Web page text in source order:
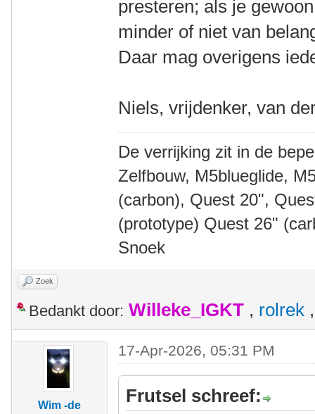
presteren; als je
minder of niet van
Daar mag overigens
Niels, vrijdenker, van
De verrijking zit in de
Zelfbouw, M5blueglide,
(carbon), Quest 20",
(prototype) Quest 26"
Snoek
Zoek
Bedankt door: Willeke_IGKT , rolrek
Wim -de
17-Apr-2026, 05:31 PM
Frutsel schreef: